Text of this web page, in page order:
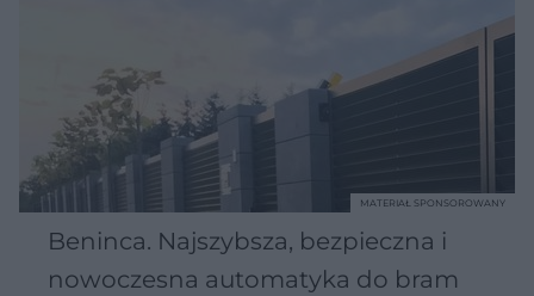
Beninca. Najszybsza, bezpieczna i
nowoczesna automatyka do bram
MATERIAŁ SPONSOROWANY